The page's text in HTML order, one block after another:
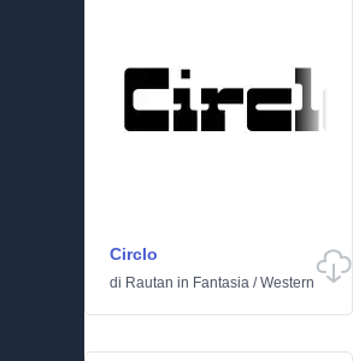
Circlo
di Rautan in Fantasia /Western